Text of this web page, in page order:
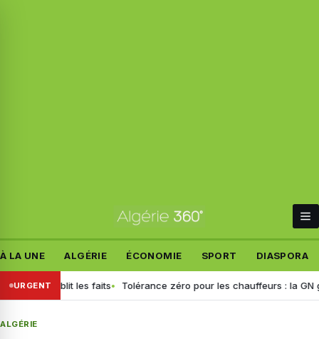
À LA UNE ALGÉRIE ÉCONOMIE SPORT DIASPORA
URGENT
rétablit les faits Tolérance zéro pour les chauffeurs : la GN
ALGÉRIE